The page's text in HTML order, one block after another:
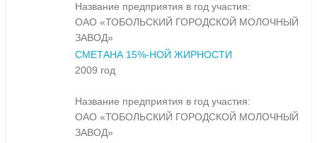
Название предприятия в год участия:
ОАО «ТОБОЛЬСКИЙ ГОРОДСКОЙ МОЛОЧНЫЙ
ЗАВОД»
СМЕТАНА 15%-НОЙ ЖИРНОСТИ
2009 год
Название предприятия в год участия:
ОАО «ТОБОЛЬСКИЙ ГОРОДСКОЙ МОЛОЧНЫЙ
ЗАВОД»